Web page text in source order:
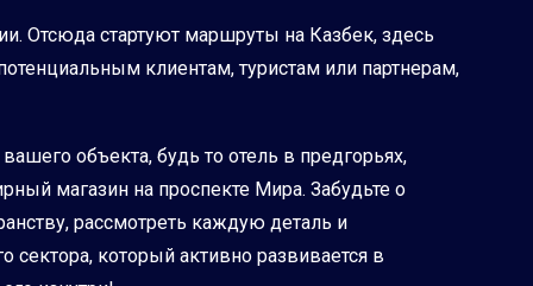
Отсюда стартуют маршруты на Казбек, здесь
клиентам, туристам или партнерам,
объекта, будь то отель в предгорьях,
магазин на проспекте Мира. Забудьте о
рассмотреть каждую деталь и
сектора, который активно развивается в